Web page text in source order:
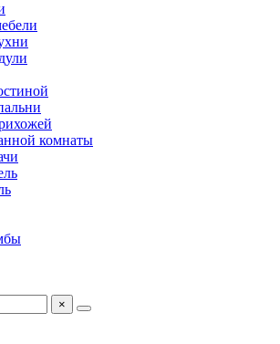
комнаты
×